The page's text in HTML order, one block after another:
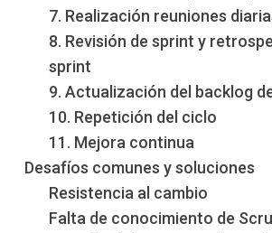
7. Realización reuniones
8. Revisión de sprint y
sprint
9. Actualización del backlog
10. Repetición del ciclo
11. Mejora continua
Desafíos comunes y soluciones
Resistencia al cambio
Falta de conocimiento de